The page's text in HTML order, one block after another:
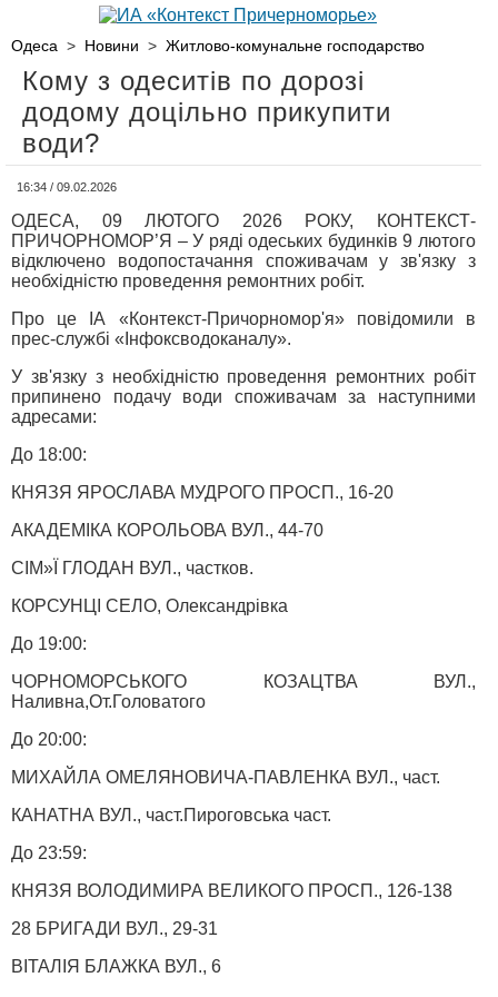
Одеса > Новини > Житлово-комунальне господарство
Кому з одеситів по дорозі
додому доцільно прикупити
води?
16:34 / 09.02.2026
ОДЕСА, 09 ЛЮТОГО 2026 РОКУ, КОНТЕКСТ-
ПРИЧОРНОМОР’Я – У ряді одеських будинків 9 лютого
відключено водопостачання споживачам у зв'язку з
необхідністю проведення ремонтних робіт.
Про це ІА «Контекст-Причорномор'я» повідомили в
прес-службі «Інфоксводоканалу».
У зв'язку з необхідністю проведення ремонтних робіт
припинено подачу води споживачам за наступними
адресами:
До 18:00:
КНЯЗЯ ЯРОСЛАВА МУДРОГО ПРОСП., 16-20
АКАДЕМІКА КОРОЛЬОВА ВУЛ., 44-70
СІМ»Ї ГЛОДАН ВУЛ., частков.
КОРСУНЦІ СЕЛО, Олександрівка
До 19:00:
ЧОРНОМОРСЬКОГО КОЗАЦТВА ВУЛ.,
Наливна,От.Головатого
До 20:00:
МИХАЙЛА ОМЕЛЯНОВИЧА-ПАВЛЕНКА ВУЛ., част.
КАНАТНА ВУЛ., част.Пироговська част.
До 23:59:
КНЯЗЯ ВОЛОДИМИРА ВЕЛИКОГО ПРОСП., 126-138
28 БРИГАДИ ВУЛ., 29-31
ВІТАЛІЯ БЛАЖКА ВУЛ., 6